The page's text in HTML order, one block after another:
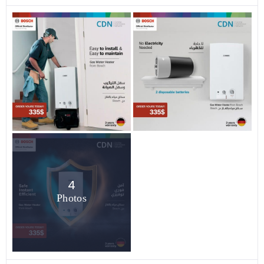
4
Photos